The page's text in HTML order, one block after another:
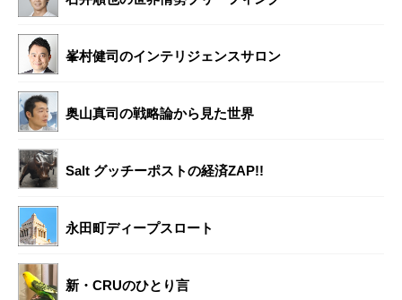
峯村健司のインテリジェンスサロン
奥山真司の戦略論から見た世界
Salt グッチーポストの経済ZAP!!
永田町ディープスロート
新・CRUのひとり言